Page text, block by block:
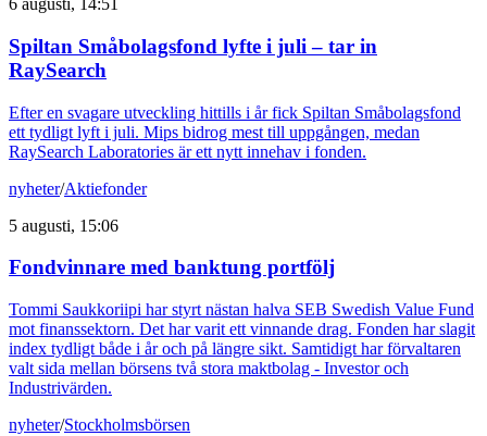
6 augusti, 14:51
Spiltan Småbolagsfond lyfte i juli – tar in
RaySearch
Efter en svagare utveckling hittills i år fick Spiltan Småbolagsfond
ett tydligt lyft i juli. Mips bidrog mest till uppgången, medan
RaySearch Laboratories är ett nytt innehav i fonden.
nyheter/Aktiefonder
5 augusti, 15:06
Fondvinnare med banktung portfölj
Tommi Saukkoriipi har styrt nästan halva SEB Swedish Value Fund
mot finanssektorn. Det har varit ett vinnande drag. Fonden har slagit
index tydligt både i år och på längre sikt. Samtidigt har förvaltaren
valt sida mellan börsens två stora maktbolag - Investor och
Industrivärden.
nyheter/Stockholmsbörsen